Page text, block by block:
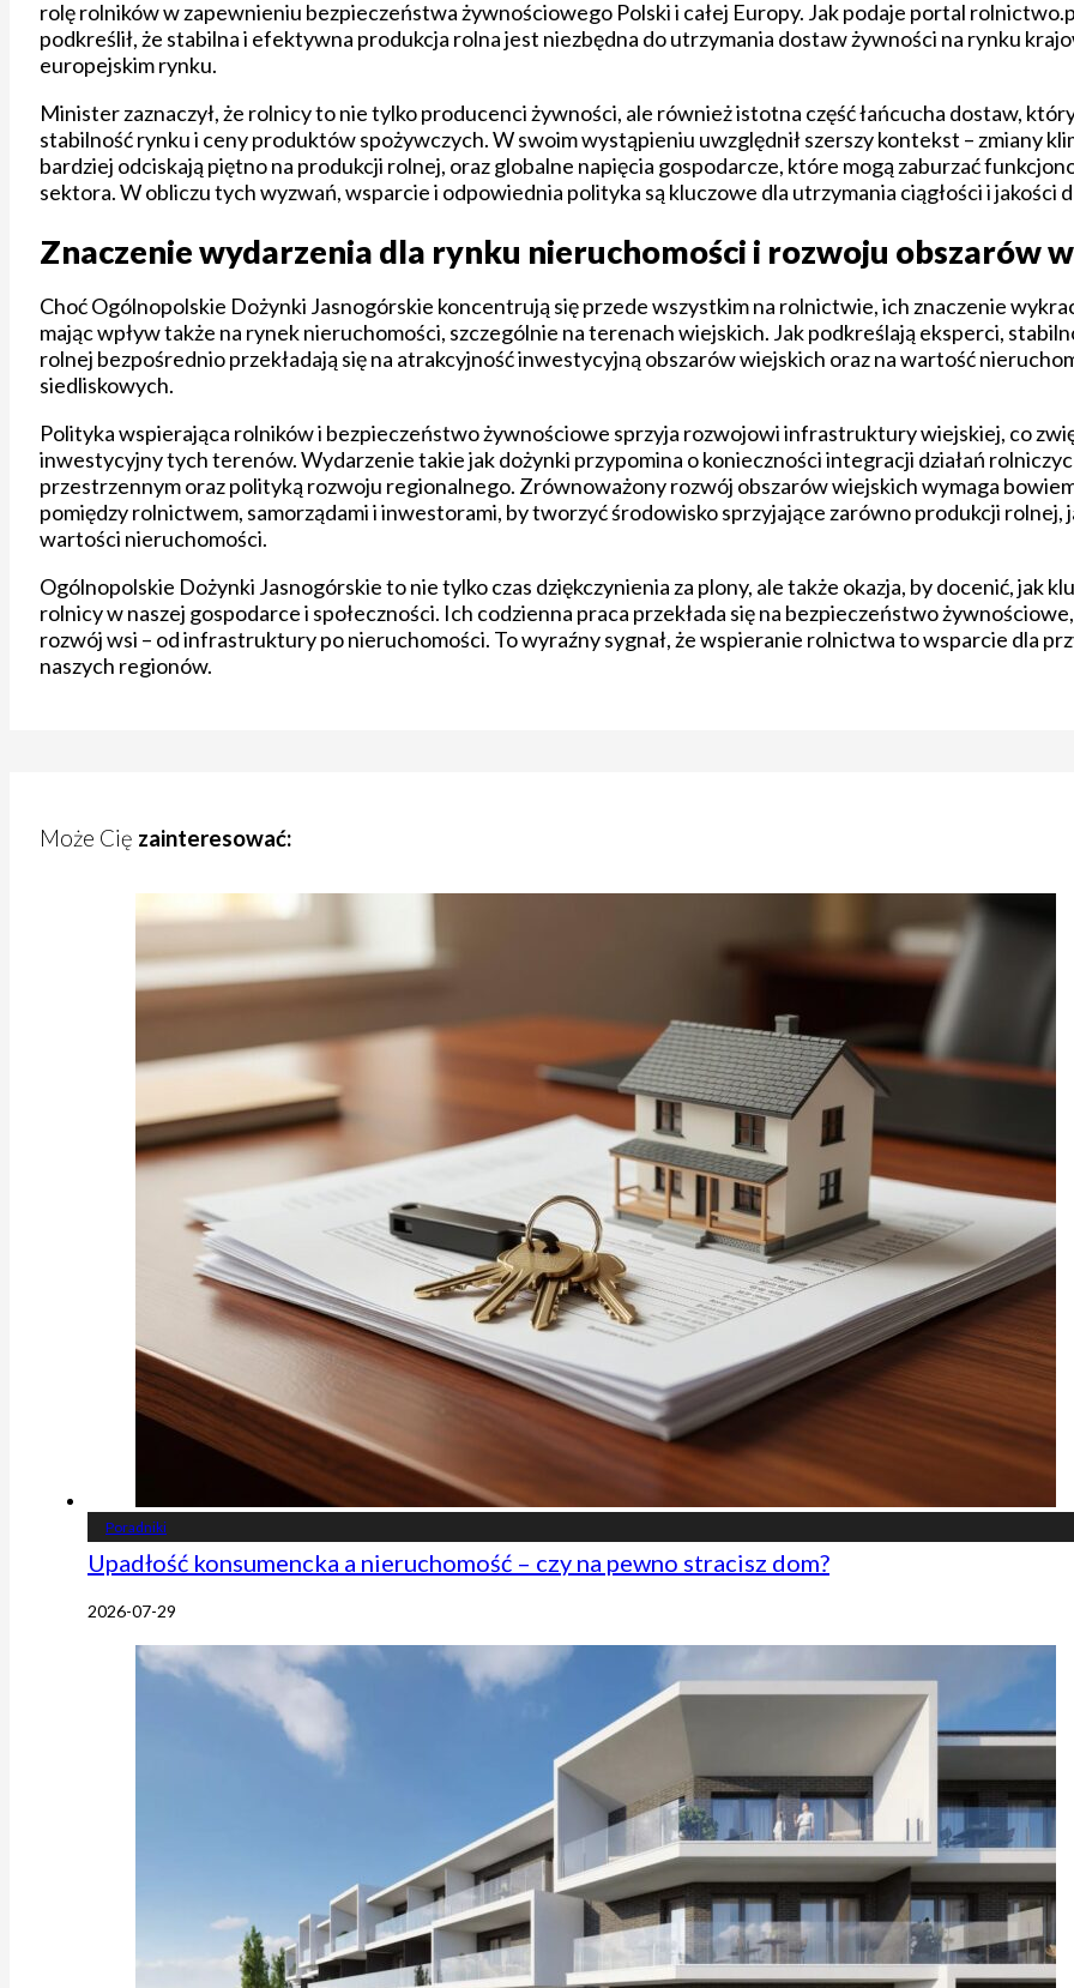
rolę rolników w zapewnieniu bezpieczeństwa żywnościowego Polski i całej Europy. Jak podaje portal
podkreślił, że stabilna i efektywna produkcja rolna jest niezbędna do utrzymania dostaw żywności na rynku
europejskim rynku.
Minister zaznaczył, że rolnicy to nie tylko producenci żywności, ale również istotna część łańcucha dostaw,
stabilność rynku i ceny produktów spożywczych. W swoim wystąpieniu uwzględnił szerszy kontekst – zmiany
bardziej odciskają piętno na produkcji rolnej, oraz globalne napięcia gospodarcze, które mogą zaburzać
sektora. W obliczu tych wyzwań, wsparcie i odpowiednia polityka są kluczowe dla utrzymania ciągłości i jakości
Znaczenie wydarzenia dla rynku nieruchomości i rozwoju obszarów
Choć Ogólnopolskie Dożynki Jasnogórskie koncentrują się przede wszystkim na rolnictwie, ich znaczenie
mając wpływ także na rynek nieruchomości, szczególnie na terenach wiejskich. Jak podkreślają eksperci,
rolnej bezpośrednio przekładają się na atrakcyjność inwestycyjną obszarów wiejskich oraz na wartość
siedliskowych.
Polityka wspierająca rolników i bezpieczeństwo żywnościowe sprzyja rozwojowi infrastruktury wiejskiej, co
inwestycyjny tych terenów. Wydarzenie takie jak dożynki przypomina o konieczności integracji działań
przestrzennym oraz polityką rozwoju regionalnego. Zrównoważony rozwój obszarów wiejskich wymaga
pomiędzy rolnictwem, samorządami i inwestorami, by tworzyć środowisko sprzyjające zarówno produkcji rolnej,
wartości nieruchomości.
Ogólnopolskie Dożynki Jasnogórskie to nie tylko czas dziękczynienia za plony, ale także okazja, by docenić, jak
rolnicy w naszej gospodarce i społeczności. Ich codzienna praca przekłada się na bezpieczeństwo
rozwój wsi – od infrastruktury po nieruchomości. To wyraźny sygnał, że wspieranie rolnictwa to wsparcie dla
naszych regionów.
Może Cię zainteresować:
Poradniki
Upadłość konsumencka a nieruchomość – czy na pewno stracisz dom?
2026-07-29